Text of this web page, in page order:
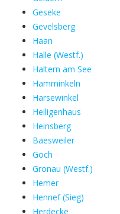
Geseke
Gevelsberg
Haan
Halle (Westf.)
Haltern am See
Hamminkeln
Harsewinkel
Heiligenhaus
Heinsberg
Baesweiler
Goch
Gronau (Westf.)
Hemer
Hennef (Sieg)
Herdecke